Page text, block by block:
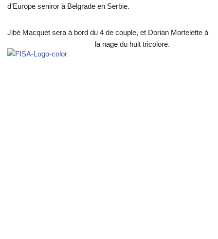
d’Europe seniror à Belgrade en Serbie.
Jibé Macquet sera à bord du 4 de couple, et Dorian Mortelette à
la nage du huit tricolore.